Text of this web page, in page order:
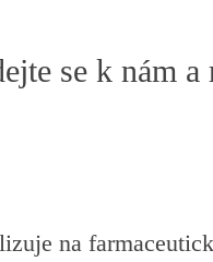
se k nám
na